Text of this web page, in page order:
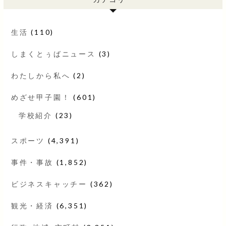
生活 (110)
しまくとぅばニュース (3)
わたしから私へ (2)
めざせ甲子園！ (601)
学校紹介 (23)
スポーツ (4,391)
事件・事故 (1,852)
ビジネスキャッチー (362)
観光・経済 (6,351)